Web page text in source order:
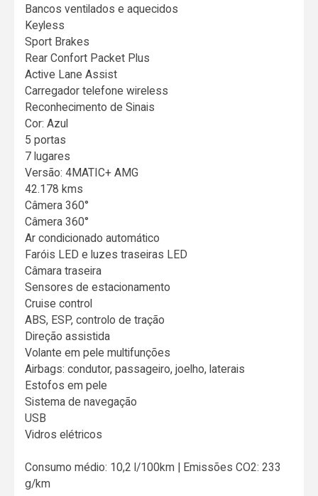
Bancos ventilados e aquecidos
Keyless
Sport Brakes
Rear Confort Packet Plus
Active Lane Assist
Carregador telefone wireless
Reconhecimento de Sinais
Cor: Azul
5 portas
7 lugares
Versão: 4MATIC+ AMG
42.178 kms
Câmera 360°
Câmera 360°
Ar condicionado automático
Faróis LED e luzes traseiras LED
Câmara traseira
Sensores de estacionamento
Cruise control
ABS, ESP, controlo de tração
Direção assistida
Volante em pele multifunções
Airbags: condutor, passageiro, joelho, laterais
Estofos em pele
Sistema de navegação
USB
Vidros elétricos
Consumo médio: 10,2 l/100km | Emissões CO2: 233
g/km